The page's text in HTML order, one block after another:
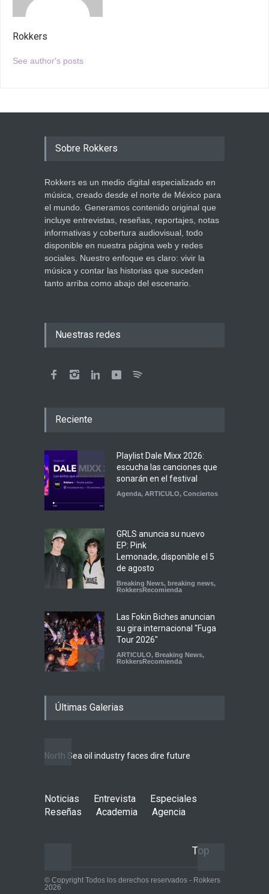
Rokkers
See author's posts
Sobre Rokkers
Rokkers es un medio digital especializado en
música, creado desde el norte de México para
el mundo. Generamos contenido original que
incluye entrevistas, reseñas, reportajes, notas
informativas y cobertura audiovisual, todo
disponible en nuestra página web y redes
sociales. Nuestro enfoque es claro: vivir la
música y contar las historias que suceden
tanto arriba como abajo del escenario.
Nuestras redes
Reciente
Playlist Dale Mixx 2026:
escucha las canciones que
sonarán en el festival
Agenda, ARTICULO, Conciertos
GRLS anuncia su nuevo
EP: Pink
Lemonade, disponible el 5
de agosto
Breaking News, breaking news,
RokkersRecomienda
Las Fokin Biches anuncian
su gira internacional "Fuga
Tour 2026"
ARTICULO, Breaking News,
RokkersRecomienda
nuevo de Psychedelic Porn
RokkersRecomienda,Sin
categoría
en el Auditorio BB de la
Ciudad de México
Últimas Galerias
North Sea oil industry faces dire future
Noticias Entrevista
Especiales
Reseñas
Academia Agencia
Top
© Copyright Todos los derechos reservados - Rokkers
2026